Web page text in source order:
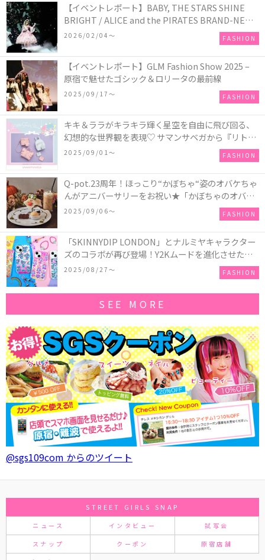
【イベントレポート】BABY, THE STARS SHINE
BRIGHT / ALICE and the PIRATES BRAND-NEW
COLLECTION in TOKYO
2026/02/04〜 FASHION
【イベントレポート】GLM Fashion Show 2025 –
原宿で魅せたゴシック＆ロリータの最前線
2025/09/17〜 FASHION
キキ＆ララがキラキラ輝く星空を自由に飛び回る、
幻想的な世界観を表現♡ サマンサベガから『リトル
ツインスターズ』50周年アニバーサリーイヤー』を
2025/09/01〜 FASHION
Q-pot.23周年！ほっこり“かぼちゃ“姿のオバケちゃ
んがアニバーサリーをお祝い★「かぼちゃのオバケ
ーキアクセサリー」が新発売！Q-pot CAFE.では
「かぼちゃのオバケーキプレート」も登場
2025/09/06〜 FASHION
「SKINNYDIP LONDON」とナルミヤキャラクター
ズのコラボが再び登場！Y2Kムードを進化させた新
作コレクションを発売♪
2025/08/27〜 FASHION
SEE MORE
@sgs109com からのツイート
STREET GIRLS SNAP
ニュース インタビュー 試写会
スナップ クーポン 原宿店舗